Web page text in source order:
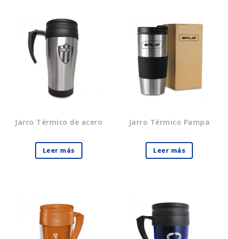
Jarro Térmico de acero
Leer más
Jarro Térmico Pampa
Leer más